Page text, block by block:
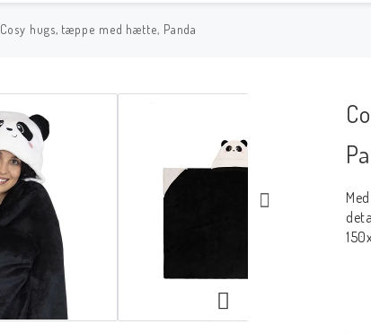
Cosy hugs, tæppe med hætte, Panda